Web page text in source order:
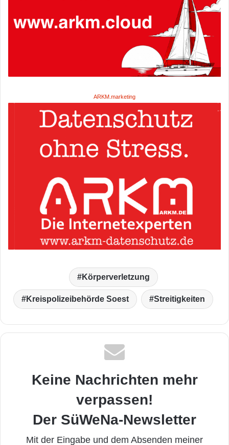
ARKM.marketing
Körperverletzung
Kreispolizeibehörde Soest Streitigkeiten
Keine Nachrichten mehr
verpassen!
Der SüWeNa-Newsletter
Mit der Eingabe und dem Absenden meiner